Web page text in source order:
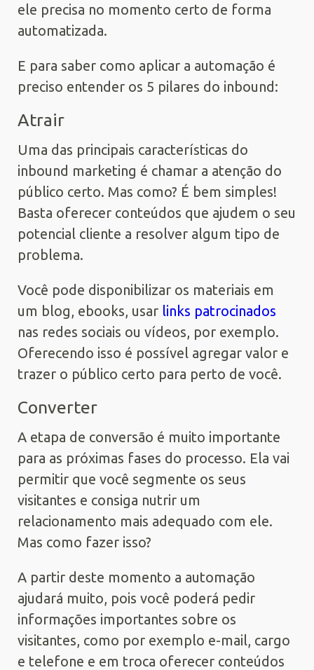
ele precisa no momento certo de forma
automatizada.
E para saber como aplicar a automação é
preciso entender os 5 pilares do inbound:
Atrair
Uma das principais características do
inbound marketing é chamar a atenção do
público certo. Mas como? É bem simples!
Basta oferecer conteúdos que ajudem o seu
potencial cliente a resolver algum tipo de
problema.
Você pode disponibilizar os materiais em
um blog, ebooks, usar links patrocinados
nas redes sociais ou vídeos, por exemplo.
Oferecendo isso é possível agregar valor e
trazer o público certo para perto de você.
Converter
A etapa de conversão é muito importante
para as próximas fases do processo. Ela vai
permitir que você segmente os seus
visitantes e consiga nutrir um
relacionamento mais adequado com ele.
Mas como fazer isso?
A partir deste momento a automação
ajudará muito, pois você poderá pedir
informações importantes sobre os
visitantes, como por exemplo e-mail, cargo
e telefone e em troca oferecer conteúdos